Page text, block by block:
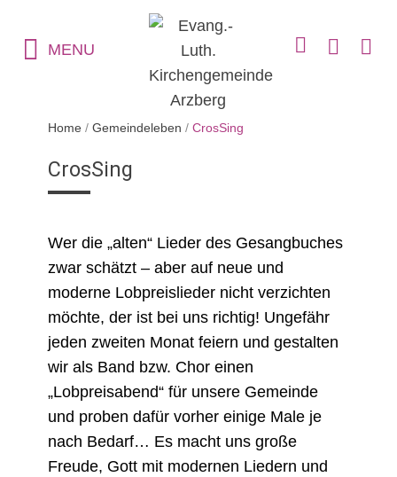
MENU
Home / Gemeindeleben /CrosSing
CrosSing
Wer die „alten“ Lieder des Gesangbuches
zwar schätzt – aber auf neue und
moderne Lobpreislieder nicht verzichten
möchte, der ist bei uns richtig! Ungefähr
jeden zweiten Monat feiern und gestalten
wir als Band bzw. Chor einen
„Lobpreisabend“ für unsere Gemeinde
und proben dafür vorher einige Male je
nach Bedarf… Es macht uns große
Freude, Gott mit modernen Liedern und